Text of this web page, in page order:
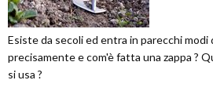
Esiste da secoli ed entra in parecchi modi
precisamente e com'è fatta una zappa ?
si usa ?